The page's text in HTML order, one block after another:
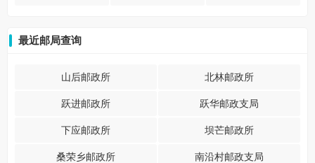
最近邮局查询
山后邮政所 北林邮政所
跃进邮政所 跃华邮政支局
下应邮政所 坝芒邮政所
桑荣乡邮政所 南沿村邮政支局